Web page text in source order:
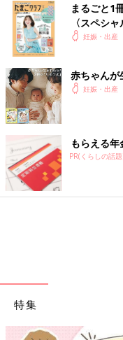
まるごと1
〈スペシ
妊娠・出産
赤ちゃんが
妊娠・出産
もらえる
PR(くらしの話
特集